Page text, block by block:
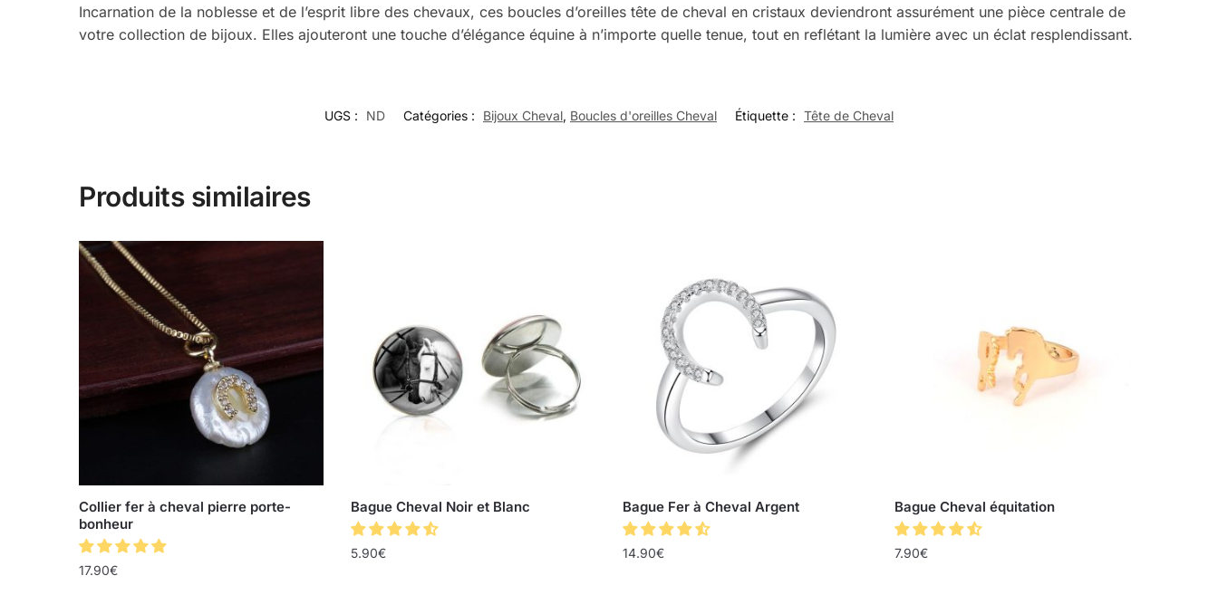
Incarnation de la noblesse et de l’esprit libre des chevaux, ces boucles d’oreilles tête de cheval en cristaux deviendront assurément une pièce centrale de
votre collection de bijoux. Elles ajouteront une touche d’élégance équine à n’importe quelle tenue, tout en reflétant la lumière avec un éclat resplendissant.
UGS : ND Catégories : Bijoux Cheval, Boucles d'oreilles Cheval Étiquette : Tête de Cheval
Produits similaires
Collier fer à cheval pierre porte-
bonheur
17.90€
Bague Cheval Noir et Blanc
5.90€
Bague Fer à Cheval Argent
14.90€
Bague Cheval équitation
7.90€